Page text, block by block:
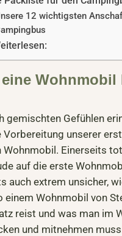
12 wichtigsten
Wohnmobil
gemischten Gefühlen
Vorbereitung unserer
Einerseits
auf die erste
auch extrem unsicher,
einem Wohnmobil von
reist und was man im
und mitnehmen